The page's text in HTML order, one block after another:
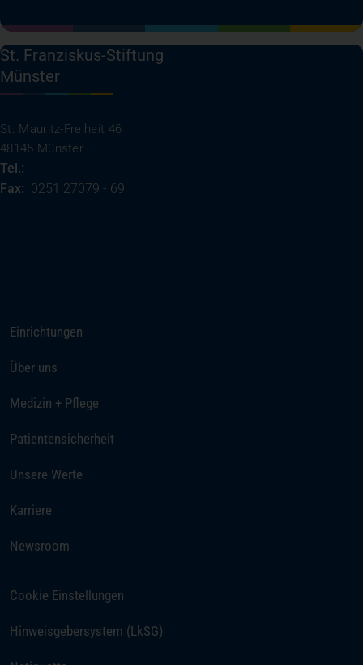
St. Franziskus-Stiftung
Münster
St. Mauritz-Freiheit 46
48145 Münster
Tel.:
Fax: 0251 27079 - 69
Einrichtungen
Über uns
Medizin + Pflege
Patientensicherheit
Unsere Werte
Karriere
Newsroom
Cookie Einstellungen
Hinweisgebersystem (LkSG)